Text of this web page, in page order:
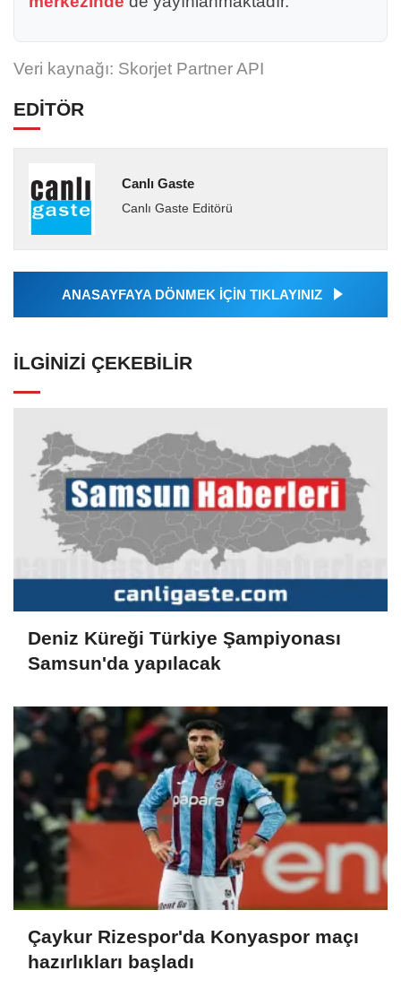
Veri kaynağı: Skorjet Partner API
EDİTÖR
Canlı Gaste
Canlı Gaste Editörü
ANASAYFAYA DÖNMEK İÇİN TIKLAYINIZ
İLGINIZI ÇEKEBILIR
Deniz Küreği Türkiye Şampiyonası
Samsun'da yapılacak
Çaykur Rizespor'da Konyaspor maçı
hazırlıkları başladı